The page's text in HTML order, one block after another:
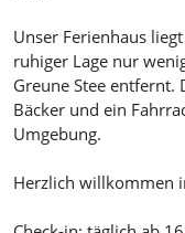
Unser Ferienhaus
ruhiger Lage nur
Greune Stee entfernt.
Bäcker und ein
Umgebung.
Herzlich willkommen